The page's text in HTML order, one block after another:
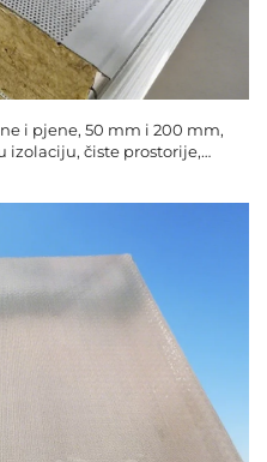
i pjene, 50 mm i 200 mm,
izolaciju, čiste prostorije,